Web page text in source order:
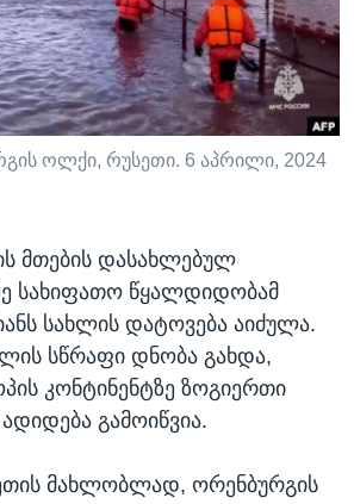
ოლქი, რუსეთი. 6 აპრილი, 2024
მთების დასახლებულ
სახიფათო წყალდიდობამ
სახლის დატოვება აიძულა.
სწრაფი დნობა გახდა,
კონტინენტზე ზოგიერთი
გამოიწვია.
მახლობლად, ორენბურგის